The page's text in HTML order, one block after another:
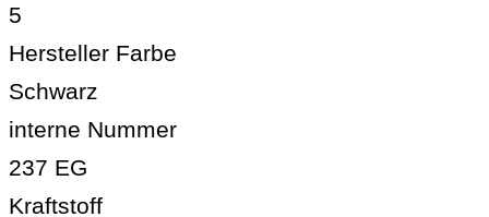
5
Hersteller Farbe
Schwarz
interne Nummer
237 EG
Kraftstoff